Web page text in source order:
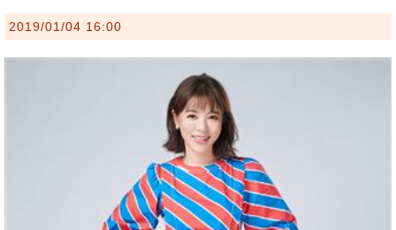
2019/01/04 16:00